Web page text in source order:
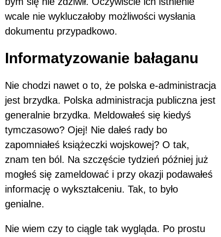
wcale nie wykluczałoby możliwości wysłania
dokumentu przypadkowo.
Informatyzowanie bałaganu
Nie chodzi nawet o to, że polska e-administracja
jest brzydka. Polska administracja publiczna jest
generalnie brzydka. Meldowałeś się kiedyś
tymczasowo? Ojej! Nie dałeś rady bo
zapomniałeś książeczki wojskowej? O tak,
znam ten ból. Na szczęście tydzień później już
mogłeś się zameldować i przy okazji podawałeś
informację o wykształceniu. Tak, to było
genialne.
Nie wiem czy to ciągle tak wygląda. Po prostu